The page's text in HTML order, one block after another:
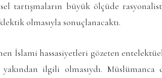
tartışmaların büyük ölçüde rasyonalist
olmasıyla sonuçlanacaktı.
İslami hassasiyetleri gözeten
ilgili olmasıydı. Müslümanca